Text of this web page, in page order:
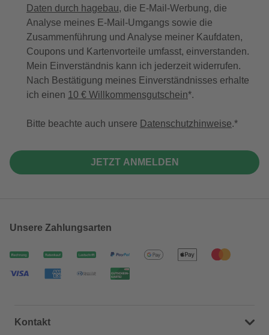
Daten durch hagebau, die E-Mail-Werbung, die
Analyse meines E-Mail-Umgangs sowie die
Zusammenführung und Analyse meiner Kaufdaten,
Coupons und Kartenvorteile umfasst, einverstanden.
Mein Einverständnis kann ich jederzeit widerrufen.
Nach Bestätigung meines Einverständnisses erhalte
ich einen 10 € Willkommensgutschein*.
Bitte beachte auch unsere Datenschutzhinweise.
JETZT ANMELDEN
Unsere Zahlungsarten
Kontakt